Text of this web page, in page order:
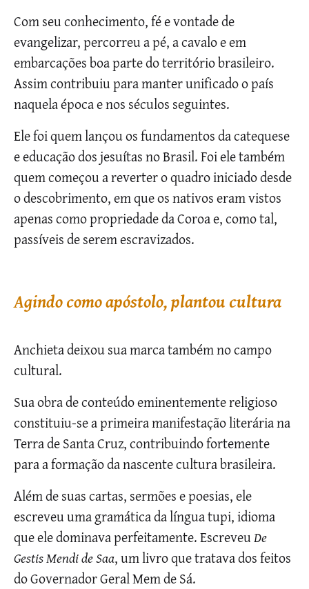
Com seu conhecimento, fé e vontade de
evangelizar, percorreu a pé, a cavalo e em
embarcações boa parte do território brasileiro.
Assim contribuiu para manter unificado o país
naquela época e nos séculos seguintes.
Ele foi quem lançou os fundamentos da catequese
e educação dos jesuítas no Brasil. Foi ele também
quem começou a reverter o quadro iniciado desde
o descobrimento, em que os nativos eram vistos
apenas como propriedade da Coroa e, como tal,
passíveis de serem escravizados.
Agindo como apóstolo, plantou cultura
Anchieta deixou sua marca também no campo
cultural.
Sua obra de conteúdo eminentemente religioso
constituiu-se a primeira manifestação literária na
Terra de Santa Cruz, contribuindo fortemente
para a formação da nascente cultura brasileira.
Além de suas cartas, sermões e poesias, ele
escreveu uma gramática da língua tupi, idioma
que ele dominava perfeitamente. EscreveuDe
Gestis Mendi de Saa, um livro que tratava dos feitos
do Governador Geral Mem de Sá.